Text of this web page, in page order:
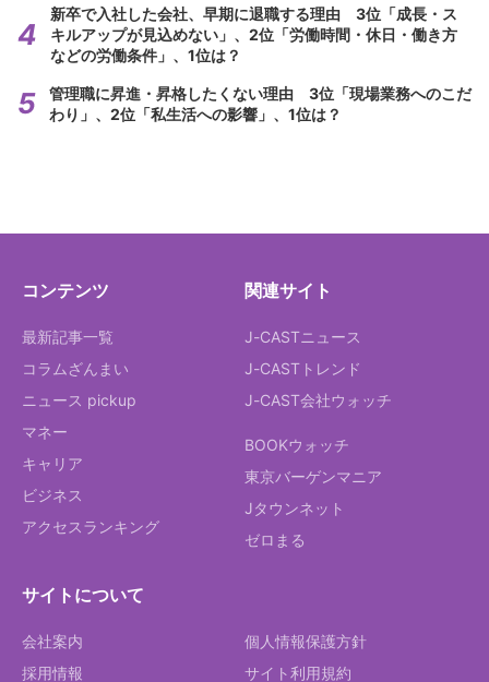
新卒で入社した会社、早期に退職する理由 3位「成長・ス
キルアップが見込めない」、2位「労働時間・休日・働き方
などの労働条件」、1位は？
管理職に昇進・昇格したくない理由 3位「現場業務へのこだ
わり」、2位「私生活への影響」、1位は？
コンテンツ
最新記事一覧
コラムざんまい
ニュース pickup
マネー
キャリア
ビジネス
アクセスランキング
関連サイト
J-CASTニュース
J-CASTトレンド
J-CAST会社ウォッチ
BOOKウォッチ
東京バーゲンマニア
Jタウンネット
ゼロまる
サイトについて
会社案内
採用情報
個人情報保護方針
サイト利用規約